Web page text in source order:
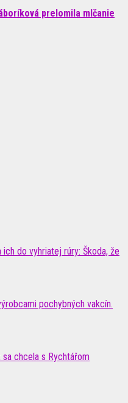
prelomila mlčanie
ich do vyhriatej rúry: Škoda, že
pochybných vakcín.
sa chcela s Rychtářom